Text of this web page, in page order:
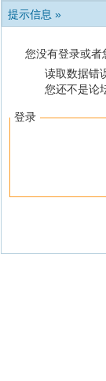
提示信息 »
您没有登录或者
读取数据错
您还不是论
登录